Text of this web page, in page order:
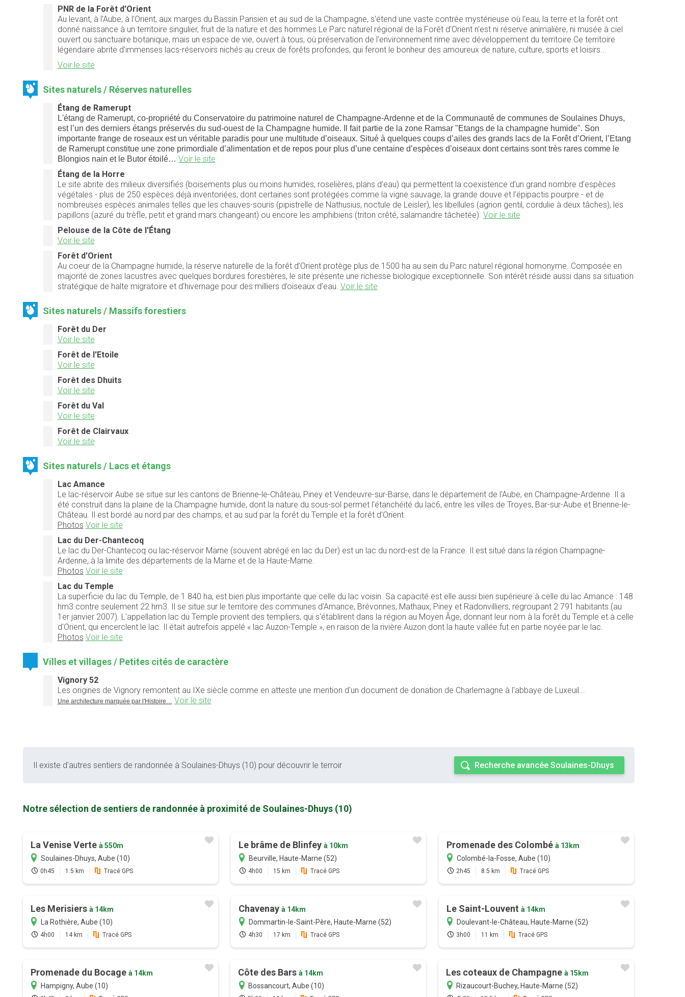
PNR de la Forêt d'Orient
Au levant, à l'Aube, à l'Orient, aux marges du Bassin Parisien et au sud de la Champagne, s'étend une vaste contrée mystérieuse où l'eau, la terre et la forêt ont
donné naissance à un territoire singulier, fruit de la nature et des hommes.Le Parc naturel régional de la Forêt d'Orient n'est ni réserve animalière, ni musée à ciel
ouvert ou sanctuaire botanique, mais un espace de vie, ouvert à tous, où préservation de l'environnement rime avec développement du territoire.Ce territoire
légendaire abrite d'immenses lacs-réservoirs nichés au creux de forêts profondes, qui feront le bonheur des amoureux de nature, culture, sports et loisirs...
Voir le site
Sites naturels / Réserves naturelles
Étang de Ramerupt
L'étang de Ramerupt, co-propriété du Conservatoire du patrimoine naturel de Champagne-Ardenne et de la Communauté de communes de Soulaines Dhuys,
est l’un des derniers étangs préservés du sud-ouest de la Champagne humide. Il fait partie de la zone Ramsar "Etangs de la champagne humide". Son
importante frange de roseaux est un véritable paradis pour une multitude d’oiseaux. Situé à quelques coups d’ailes des grands lacs de la Forêt d’Orient, l’Etang
de Ramerupt constitue une zone primordiale d’alimentation et de repos pour plus d’une centaine d’espèces d’oiseaux dont certains sont très rares comme le
Blongios nain et le Butor étoilé… Voir le site
Étang de la Horre
Le site abrite des milieux diversifiés (boisements plus ou moins humides, roselières, plans d’eau) qui permettent la coexistence d’un grand nombre d’espèces
végétales - plus de 250 espèces déjà inventoriées, dont certaines sont protégées comme la vigne sauvage, la grande douve et l’épipactis pourpre - et de
nombreuses espèces animales telles que les chauves-souris (pipistrelle de Nathusius, noctule de Leisler), les libellules (agrion gentil, cordulie à deux tâches), les
papillons (azuré du trèfle, petit et grand mars changeant) ou encore les amphibiens (triton crêté, salamandre tâchetée). Voir le site
Pelouse de la Côte de l'Étang
Voir le site
Forêt d'Orient
Au coeur de la Champagne humide, la réserve naturelle de la forêt d’Orient protège plus de 1500 ha au sein du Parc naturel régional homonyme. Composée en
majorité de zones lacustres avec quelques bordures forestières, le site présente une richesse biologique exceptionnelle. Son intérêt réside aussi dans sa situation
stratégique de halte migratoire et d’hivernage pour des milliers d’oiseaux d’eau. Voir le site
Sites naturels / Massifs forestiers
Forêt du Der
Voir le site
Forêt de l'Etoile
Voir le site
Forêt des Dhuits
Voir le site
Forêt du Val
Voir le site
Forêt de Clairvaux
Voir le site
Sites naturels / Lacs et étangs
Lac Amance
Le lac-réservoir Aube se situe sur les cantons de Brienne-le-Château, Piney et Vendeuvre-sur-Barse, dans le département de l'Aube, en Champagne-Ardenne. Il a
été construit dans la plaine de la Champagne humide, dont la nature du sous-sol permet l'étanchéité du lac6, entre les villes de Troyes, Bar-sur-Aube et Brienne-le-
Château. Il est bordé au nord par des champs, et au sud par la forêt du Temple et la forêt d'Orient.
Photos Voir le site
Lac du Der-Chantecoq
Le lac du Der-Chantecoq ou lac-réservoir Marne (souvent abrégé en lac du Der) est un lac du nord-est de la France. Il est situé dans la région Champagne-
Ardenne, à la limite des départements de la Marne et de la Haute-Marne.
Photos Voir le site
Lac du Temple
La superficie du lac du Temple, de 1 840 ha, est bien plus importante que celle du lac voisin. Sa capacité est elle aussi bien supérieure à celle du lac Amance : 148
hm3 contre seulement 22 hm3. Il se situe sur le territoire des communes d'Amance, Brévonnes, Mathaux, Piney et Radonvilliers, regroupant 2 791 habitants (au
1er janvier 2007). L'appellation lac du Temple provient des templiers, qui s'établirent dans la région au Moyen Âge, donnant leur nom à la forêt du Temple et à celle
d'Orient, qui encerclent le lac. Il était autrefois appelé « lac Auzon-Temple », en raison de la rivière Auzon dont la haute vallée fut en partie noyée par le lac.
Photos Voir le site
Villes et villages / Petites cités de caractère
Vignory 52
Les origines de Vignory remontent au IXe siècle comme en atteste une mention d'un document de donation de Charlemagne à l'abbaye de Luxeuil...
Une architecture marquée par l'Histoire... Voir le site
Il existe d'autres sentiers de randonnée à Soulaines-Dhuys (10) pour découvrir le terroir Recherche avancée Soulaines-Dhuys
Notre sélection de sentiers de randonnée à proximité de Soulaines-Dhuys (10)
La Venise Verte à 550m
Soulaines-Dhuys, Aube (10)
0h45 1.5 km Tracé GPS
Le brâme de Blinfey à 10km
Beurville, Haute-Marne (52)
4h00 15 km Tracé GPS
Promenade des Colombé à 13km
Colombé-la-Fosse, Aube (10)
2h45 8.5 km Tracé GPS
Les Merisiers à 14km
La Rothière, Aube (10)
4h00 14 km Tracé GPS
Chavenay à 14km
Dommartin-le-Saint-Père, Haute-Marne (52)
4h30 17 km Tracé GPS
Le Saint-Louvent à 14km
Doulevant-le-Château, Haute-Marne (52)
3h00 11 km Tracé GPS
Promenade du Bocage à 14km
Hampigny, Aube (10)
Côte des Barsà 14km
Bossancourt, Aube (10)
Les coteaux de Champagneà 15km
Rizaucourt-Buchey, Haute-Marne (52)